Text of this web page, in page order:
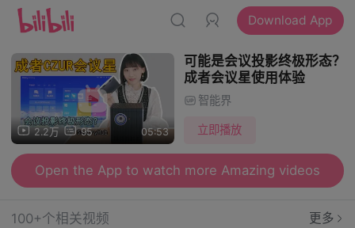
Download App
2.2万 95 05:53
可能是会议投影终极形态？
成者会议星使用体验
智能界
立即播放
Open the App to watch more Amazing videos
100+个相关视频 更多